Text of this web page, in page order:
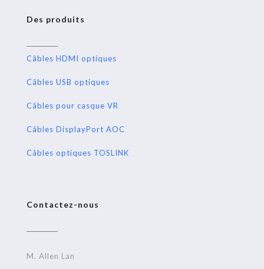
Des produits
Câbles HDMI optiques
Câbles USB optiques
Câbles pour casque VR
Câbles DisplayPort AOC
Câbles optiques TOSLINK
Contactez-nous
M. Allen Lan